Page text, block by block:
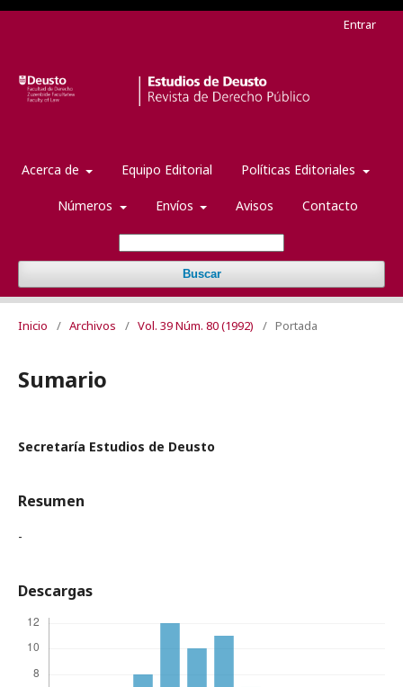
Acerca de Equipo Editorial Políticas Editoriales
Números Envíos Avisos Contacto
Buscar
Entrar
Inicio / Archivos / Vol. 39 Núm. 80 (1992) / Portada
Sumario
Secretaría Estudios de Deusto
Resumen
-
Descargas